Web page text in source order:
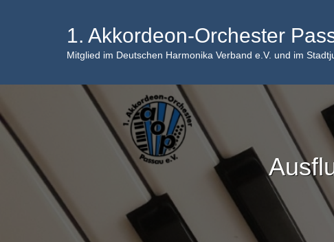
1. Akkordeon-Orchester
Mitglied im Deutschen Harmonika Verband e.V. und im